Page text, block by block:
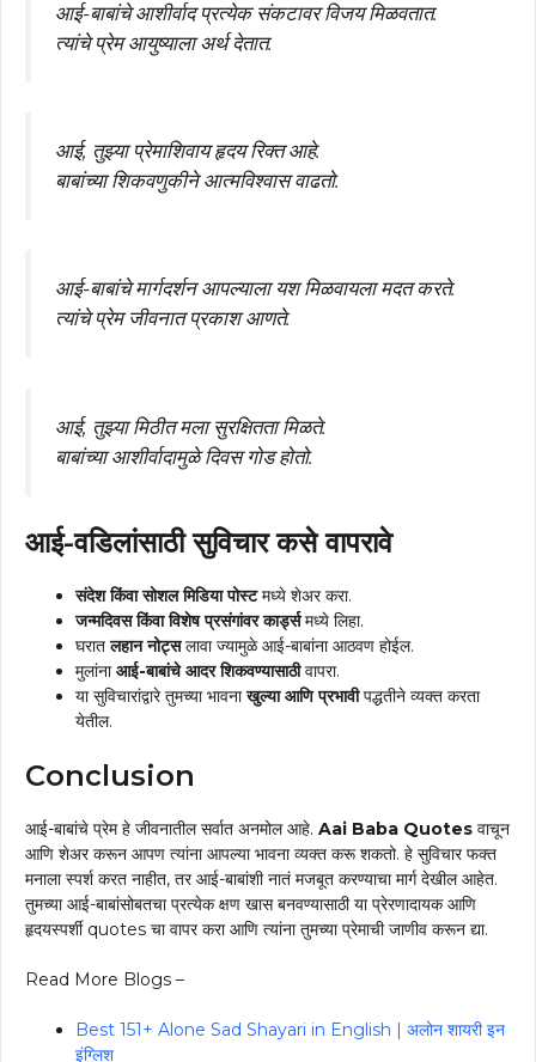
आई-बाबांचे आशीर्वाद प्रत्येक संकटावर विजय मिळवतात.
त्यांचे प्रेम आयुष्याला अर्थ देतात.
आई, तुझ्या प्रेमाशिवाय हृदय रिक्त आहे.
बाबांच्या शिकवणुकीने आत्मविश्वास वाढतो.
आई-बाबांचे मार्गदर्शन आपल्याला यश मिळवायला मदत करते.
त्यांचे प्रेम जीवनात प्रकाश आणते.
आई, तुझ्या मिठीत मला सुरक्षितता मिळते.
बाबांच्या आशीर्वादामुळे दिवस गोड होतो.
आई-वडिलांसाठी सुविचार कसे वापरावे
संदेश किंवा सोशल मिडिया पोस्टमध्ये शेअर करा.
जन्मदिवस किंवा विशेष प्रसंगांवर कार्ड्समध्ये लिहा.
घरातलहान नोट्सलावा ज्यामुळे आई-बाबांना आठवण होईल.
मुलांनाआई-बाबांचे आदर शिकवण्यासाठीवापरा.
या सुविचारांद्वारे तुमच्या भावनाखुल्या आणि प्रभावीपद्धतीने व्यक्त करता
येतील.
Conclusion
आई-बाबांचे प्रेम हे जीवनातील सर्वात अनमोल आहे. Aai Baba Quotes वाचून
आणि शेअर करून आपण त्यांना आपल्या भावना व्यक्त करू शकतो. हे सुविचार फक्त
मनाला स्पर्श करत नाहीत, तर आई-बाबांशी नातं मजबूत करण्याचा मार्ग देखील आहेत.
तुमच्या आई-बाबांसोबतचा प्रत्येक क्षण खास बनवण्यासाठी या प्रेरणादायक आणि
हृदयस्पर्शी quotes चा वापर करा आणि त्यांना तुमच्या प्रेमाची जाणीव करून द्या.
Read More Blogs –
Best 151+ Alone Sad Shayari in English | अलोन शायरी इन
इंग्लिश